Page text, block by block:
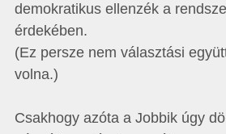
demokratikus ellenzék a
érdekében.
(Ez persze nem választási
volna.)
Csakhogy azóta a Jobbik úgy